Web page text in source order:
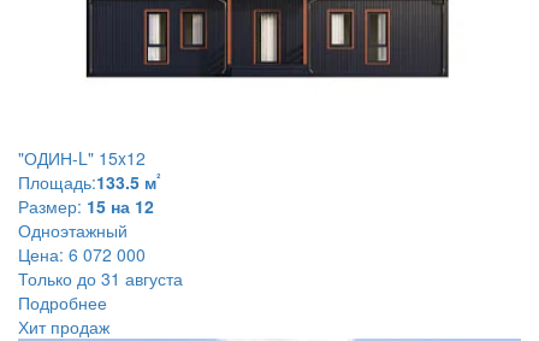
"ОДИН-L" 15x12
Площадь:133.5 м²
Размер: 15 на 12
Одноэтажный
Цена: 6 072 000
Только до 31 августа
Подробнее
Хит продаж